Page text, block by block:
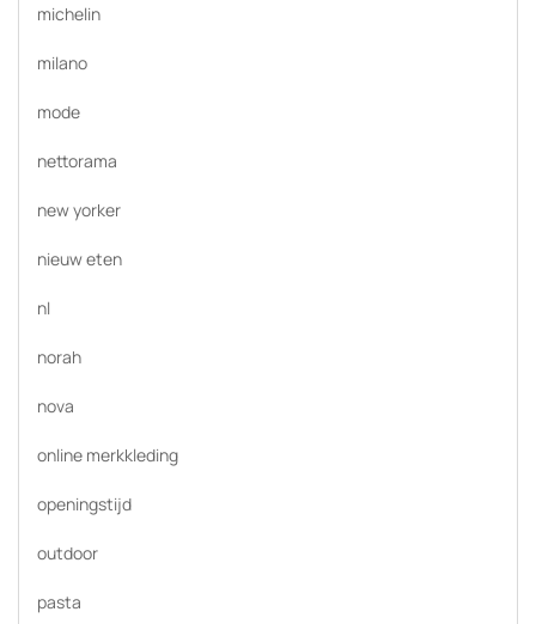
michelin
milano
mode
nettorama
new yorker
nieuw eten
nl
norah
nova
online merkkleding
openingstijd
outdoor
pasta